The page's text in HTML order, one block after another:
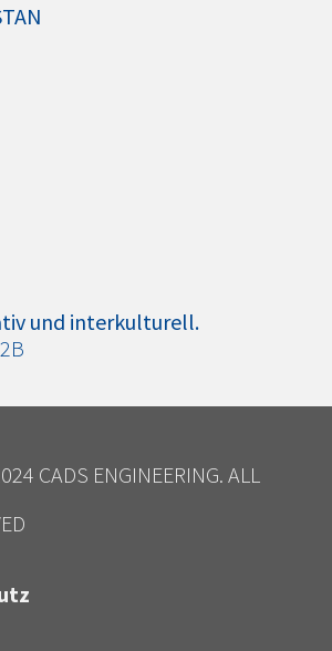
und interkulturell.
CADS ENGINEERING. ALL